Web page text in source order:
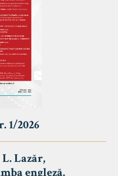
1/2026
Lazăr,
engleză.